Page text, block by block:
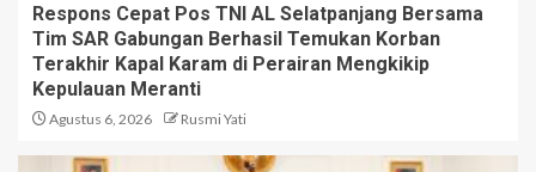
Respons Cepat Pos TNI AL Selatpanjang Bersama
Tim SAR Gabungan Berhasil Temukan Korban
Terakhir Kapal Karam di Perairan Mengkikip
Kepulauan Meranti
Agustus 6, 2026 Rusmi Yati